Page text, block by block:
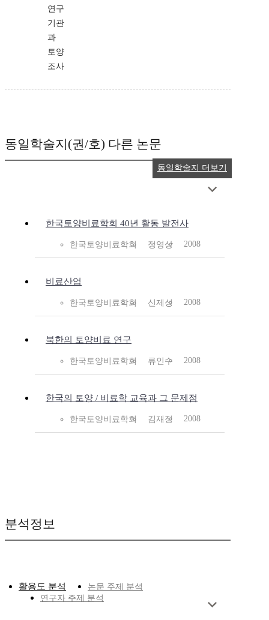
연구
기관
과
토양
조사
동일학술지(권/호) 다른 논문
한국토양비료학회 40년 활동 발전사
한국토양비료학회 정영상 2008
비료산업
한국토양비료학회 신제성 2008
북한의 토양비료 연구
한국토양비료학회 류인수 2008
한국의 토양 / 비료학 교육과 그 문제점
한국토양비료학회 김재정 2008
동일학술지 더보기
분석정보
활용도 분석
논문 주제 분석
연구자 주제 분석